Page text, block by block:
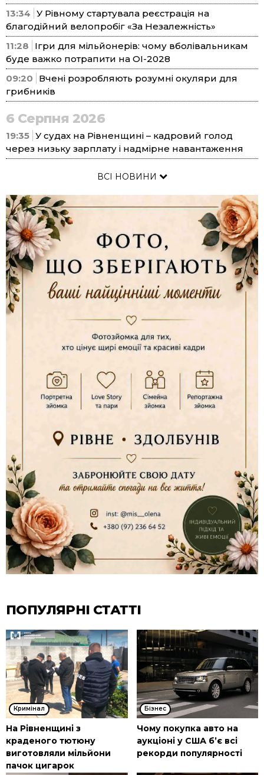
13:34 У Рівному стартувала реєстрація на
благодійний велопробіг «За Незалежність»
11:28
Ігри для мільйонерів: чому вболівальникам
буде важко потрапити на ОІ-2028
09:20
Вчені розробляють розумні окуляри для
грибників
6 Серпня 2026
19:35 У судах на Рівненщині – кадровий голод
через низьку зарплату і надмірне навантаження
ВСІ НОВИНИ
ПОПУЛЯРНІ СТАТТІ
Кримінал
На Рівненщині з
краденого тютюну
виготовляли мільйони
пачок цигарок
Бізнес
Чому покупка авто на
аукціоні у США б’є всі
рекорди популярності